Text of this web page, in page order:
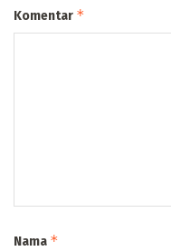
Komentar *
Nama *